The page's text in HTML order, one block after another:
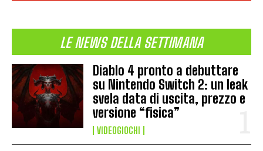
LE NEWS DELLA SETTIMANA
Diablo 4 pronto a debuttare
su Nintendo Switch 2: un leak
svela data di uscita, prezzo e
versione “fisica”
VIDEOGIOCHI